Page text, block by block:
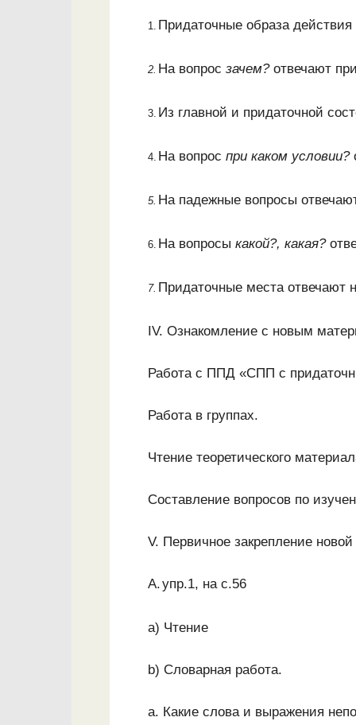
1. Придаточные образа
2. На вопросзачем?отвечают
3. Из главной и придаточной
4. На вопроспри каком условии?
5. На падежные вопросы
6. На вопросыкакой?, какая?
7. Придаточные места отвечают
IV. Ознакомление с новым
Работа с ППД «СПП с
Работа в группах.
Чтение теоретического
Составление вопросов по
V. Первичное закрепление
A.упр.1, на с.56
a) Чтение
b) Словарная работа.
a. Какие слова и выражения